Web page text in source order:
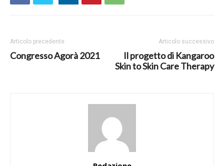
Articolo precedente
Congresso Agorà 2021
Articolo successivo
Il progetto di Kangaroo
Skin to Skin Care Therapy